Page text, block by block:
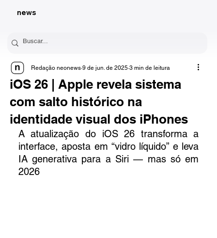
news
iOS 26 | Apple revela sistema
com salto histórico na
identidade visual dos iPhones
Redação neonews 9 de jun. de 2025 3 min de leitura
A atualização do iOS 26 transforma a
interface, aposta em “vidro líquido” e leva
IA generativa para a Siri — mas só em
2026